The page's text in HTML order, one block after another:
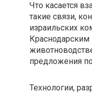
Что касается
такие связи,
израильских
Краснодарским
предложения
Технологии,